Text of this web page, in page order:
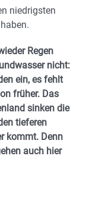
niedrigsten
Regen
nicht:
ein, es fehlt
früher. Das
sinken die
tieferen
kommt. Denn
auch hier